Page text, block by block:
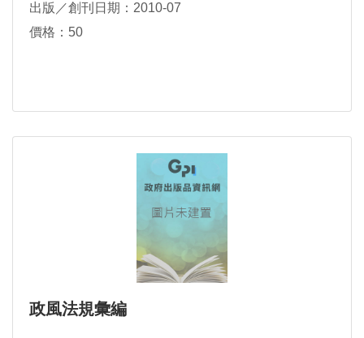
出版／創刊日期：2010-07
價格：50
政風法規彙編